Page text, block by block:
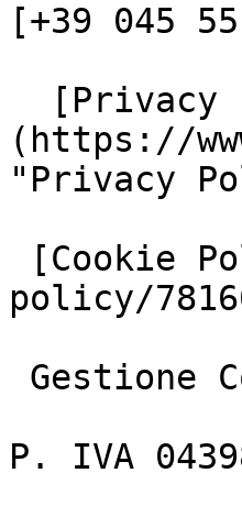
[+39 045
(https://
"Privacy
policy/
P. IVA